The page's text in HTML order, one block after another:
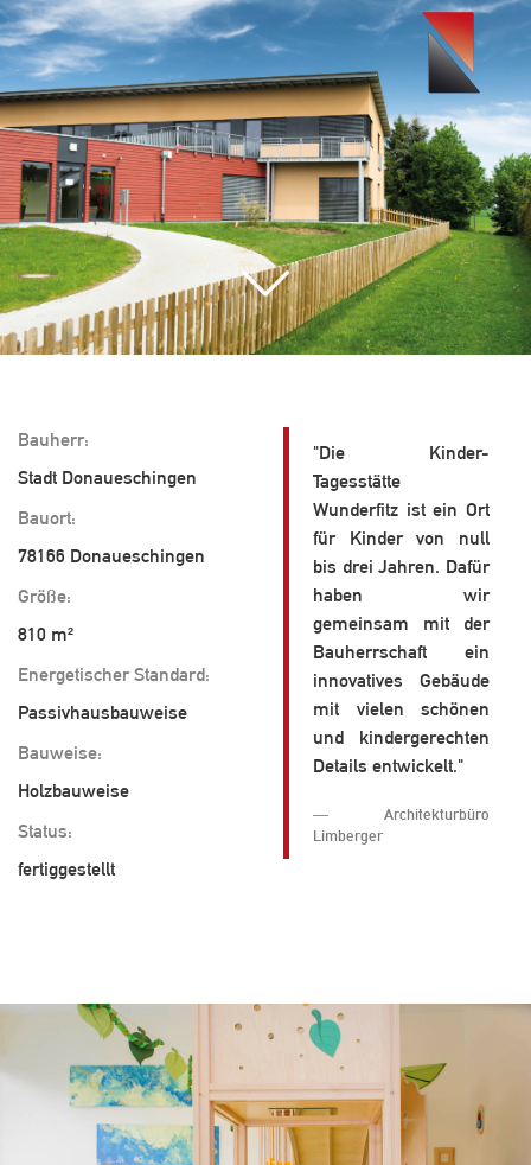
Toggle
Bauherr:
Stadt Donaueschingen
Bauort:
78166 Donaueschingen
Größe:
810 m²
Energetischer Standard:
Passivhausbauweise
Bauweise:
Holzbauweise
Status:
fertiggestellt
"Die Kinder-
Tagesstätte
Wunderfitz ist ein Ort
für Kinder von null
bis drei Jahren. Dafür
haben wir
gemeinsam mit der
Bauherrschaft ein
innovatives Gebäude
mit vielen schönen
und kindergerechten
Details entwickelt."
Architekturbüro
Limberger